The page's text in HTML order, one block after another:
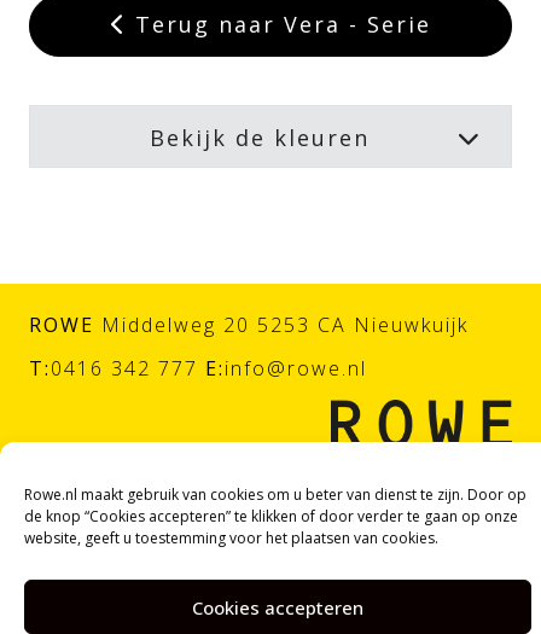
Rowe.nl maakt gebruik van cookies om u beter van dienst te zijn. Door op
de knop “Cookies accepteren” te klikken of door verder te gaan op onze
website, geeft u toestemming voor het plaatsen van cookies.
Cookies accepteren
Terug naar Vera - Serie
Bekijk de kleuren
ROWE Middelweg 20 5253 CA Nieuwkuijk
T:0416 342 777 E:info@rowe.nl
© ROWE |Algemene voorwaarden|Privacy statement|